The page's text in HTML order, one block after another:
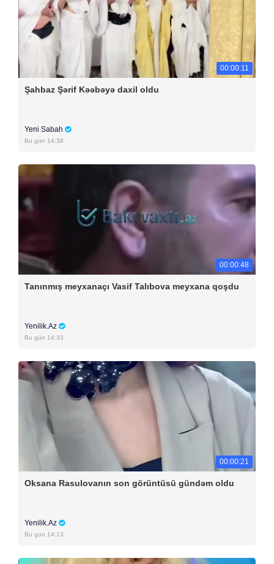
00:00:11
Şahbaz Şərif Kəəbəyə daxil oldu
Yeni Sabah
Bu gün 14:38
00:00:48
Tanınmış meyxanaçı Vasif Talıbova meyxana qoşdu
Yenilik.Az
Bu gün 14:33
00:00:21
Oksana Rasulovanın son görüntüsü gündəm oldu
Yenilik.Az
Bu gün 14:13